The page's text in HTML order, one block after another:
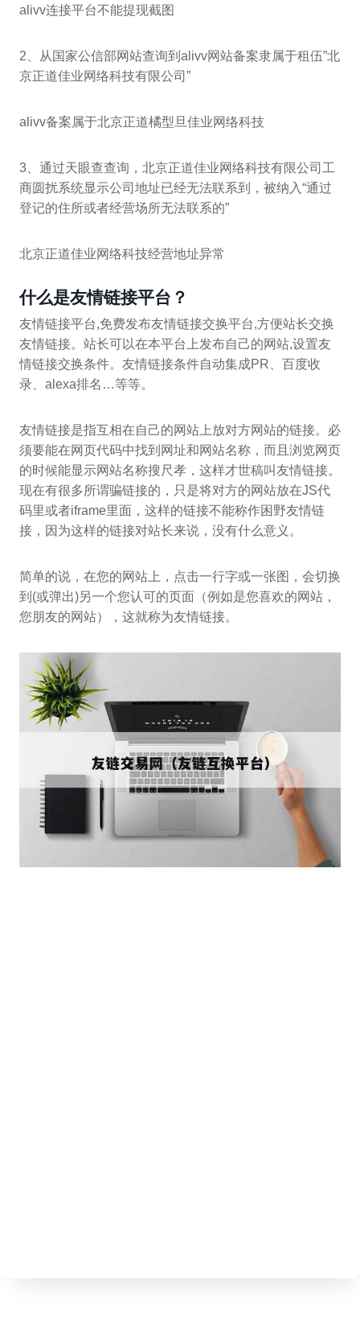
alivv连接平台不能提现截图
2、从国家公信部网站查询到alivv网站备案隶属于租伍”北
京正道佳业网络科技有限公司”
alivv备案属于北京正道橘型旦佳业网络科技
3、通过天眼查查询，北京正道佳业网络科技有限公司工
商圆扰系统显示公司地址已经无法联系到，被纳入“通过
登记的住所或者经营场所无法联系的”
北京正道佳业网络科技经营地址异常
什么是友情链接平台？
友情链接平台,免费发布友情链接交换平台,方便站长交换
友情链接。站长可以在本平台上发布自己的网站,设置友
情链接交换条件。友情链接条件自动集成PR、百度收
录、alexa排名…等等。
友情链接是指互相在自己的网站上放对方网站的链接。必
须要能在网页代码中找到网址和网站名称，而且浏览网页
的时候能显示网站名称搜尺孝，这样才世稿叫友情链接。
现在有很多所谓骗链接的，只是将对方的网站放在JS代
码里或者iframe里面，这样的链接不能称作困野友情链
接，因为这样的链接对站长来说，没有什么意义。
简单的说，在您的网站上，点击一行字或一张图，会切换
到(或弹出)另一个您认可的页面（例如是您喜欢的网站，
您朋友的网站），这就称为友情链接。